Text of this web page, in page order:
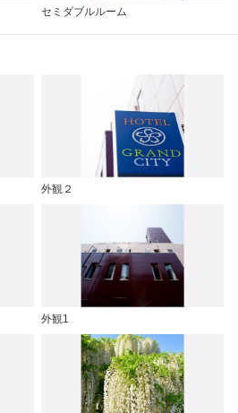
セミダブルルーム
外観２
外観1